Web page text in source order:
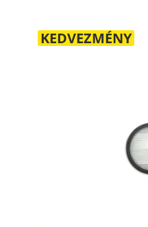
KEDVEZMÉNY